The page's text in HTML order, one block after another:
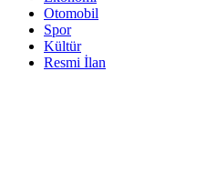
Otomobil
Spor
Kültür
Resmi İlan